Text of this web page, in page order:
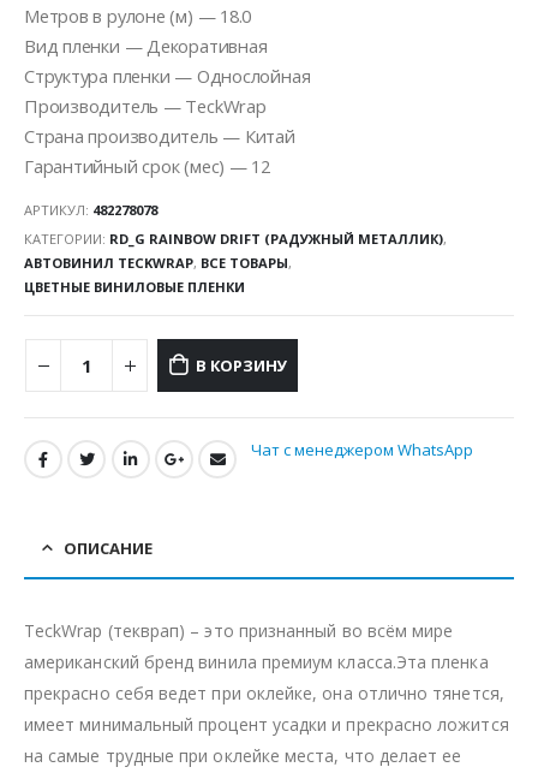
Метров в рулоне (м) — 18.0
Вид пленки — Декоративная
Структура пленки — Однослойная
Производитель — TeckWrap
Страна производитель — Китай
Гарантийный срок (мес) — 12
АРТИКУЛ: 482278078
КАТЕГОРИИ: RD_G RAINBOW DRIFT (РАДУЖНЫЙ МЕТАЛЛИК),
АВТОВИНИЛ TECKWRAP, ВСЕ ТОВАРЫ,
ЦВЕТНЫЕ ВИНИЛОВЫЕ ПЛЕНКИ
В КОРЗИНУ
Чат с менеджером WhatsApp
ОПИСАНИЕ
TeckWrap (текврап) – это признанный во всём мире
американский бренд винила премиум класса.Эта пленка
прекрасно себя ведет при оклейке, она отлично тянется,
имеет минимальный процент усадки и прекрасно ложится
на самые трудные при оклейке места, что делает ее